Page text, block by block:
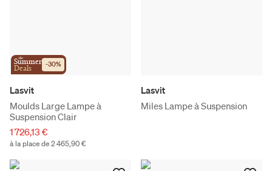
the
Summer
Deals -30%
Lasvit
Moulds Large Lampe à
Suspension Clair
1 726,13 €
à la place de 2 465,90 €
Lasvit
Miles Lampe à Suspension